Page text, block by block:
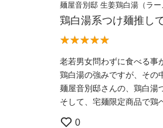
麺屋音別邸 生姜鶏白湯（ラー
鶏白湯系つけ麺推し
老若男女問わずに食べる事
鶏白湯の強みですが、その
麺屋音別邸さんの、鶏白湯
そして、宅麺限定商品で鶏
0